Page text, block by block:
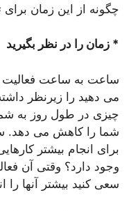
چگونه از این زمان برای
* زمان را در نظر بگیرید
ساعت به ساعت فعالیت
می دهید را زیرنظر
چیزی در طول روز به
شما را کاهش می دهد.
برای انجام بیشتر
وجود دارد؟ وقتی آن
سعی کنید بیشتر آنها را